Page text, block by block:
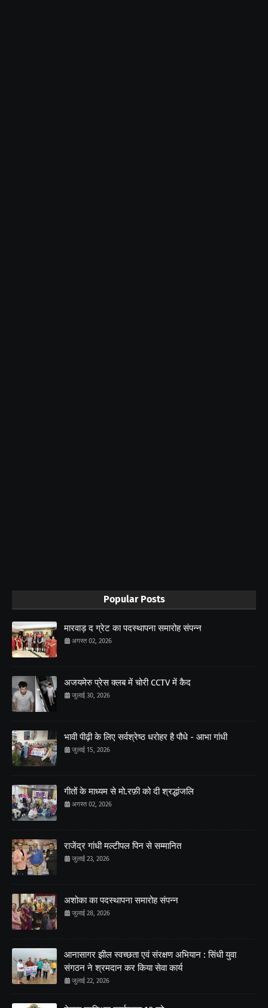
Popular Posts
मारवाड़ द ग्रेट का पदस्थापना समारोह संपन्न
अगस्त 02, 2026
अजयमेरु प्रेस क्लब में चोरी CCTV में कैद
जुलाई 30, 2026
भावी पीढ़ी के लिए सर्वश्रेष्ठ धरोहर है पौधे - आभा गांधी
जुलाई 15, 2026
गीतों के माध्यम से मो.रफ़ी को दी श्रद्धांजलि
अगस्त 02, 2026
राजेंद्र गांधी मल्टीपल पिन से सम्मानित
जुलाई 23, 2026
अशोका का पदस्थापना समारोह संपन्न
जुलाई 28, 2026
आनासागर झील स्वच्छता एवं संरक्षण अभियान : सिंधी युवा
संगठन ने श्रमदान कर किया सेवा कार्य
जुलाई 22, 2026